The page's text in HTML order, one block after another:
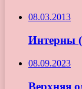
08.03.2013
Интерны
08.09.2023
Верхняя